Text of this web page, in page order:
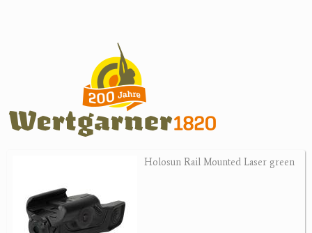
Zubehör
Jagdreviere
Bücher, Videos
Holosun Rail Mounted Laser green